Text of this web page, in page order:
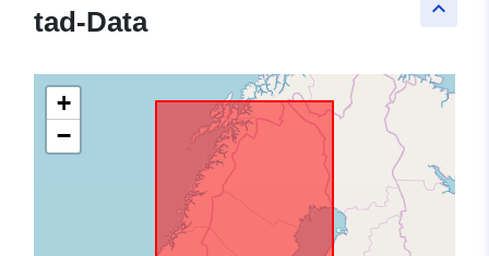
keyboard_arrow_up
tad-Data
+
−